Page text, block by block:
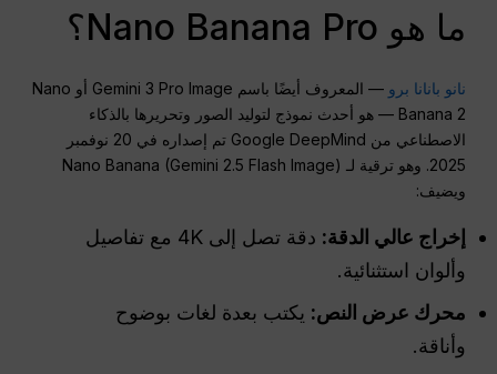
ما هو Nano Banana Pro؟
نانو بانانا برو
— المعروف أيضًا باسم Gemini 3 Pro Image أو Nano
Banana 2 — هو أحدث نموذج لتوليد الصور وتحريرها بالذكاء
الاصطناعي من Google DeepMind تم إصداره في 20 نوفمبر
2025. وهو ترقية لـ Nano Banana (Gemini 2.5 Flash Image)
ويضيف:
إخراج عالي الدقة:
دقة تصل إلى 4K مع تفاصيل
وألوان استثنائية.
محرك عرض النص: يكتب بعدة لغات بوضوح
وأناقة.